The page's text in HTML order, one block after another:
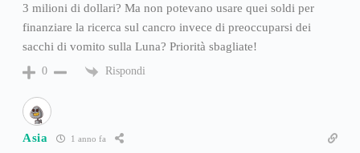
3 milioni di dollari? Ma non potevano usare quei soldi per
finanziare la ricerca sul cancro invece di preoccuparsi dei
sacchi di vomito sulla Luna? Priorità sbagliate!
0 Rispondi
Asia 1 anno fa